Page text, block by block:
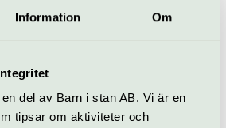
Information Om
del av Barn i stan AB. Vi är en
tipsar om aktiviteter och